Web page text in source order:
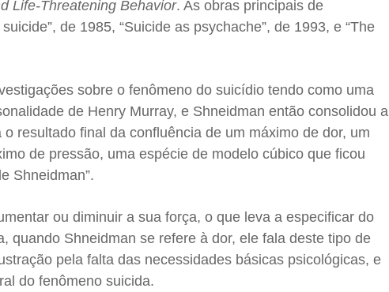
Life-Threatening Behavior. As obras principais de
de 1985, “Suicide as psychache”, de 1993, e “The
sobre o fenômeno do suicídio tendo como uma
de Henry Murray, e Shneidman então consolidou a
resultado final da confluência de um máximo de dor, um
de pressão, uma espécie de modelo cúbico que ficou
Shneidman”.
ou diminuir a sua força, o que leva a especificar do
quando Shneidman se refere à dor, ele fala deste tipo de
pela falta das necessidades básicas psicológicas, e
do fenômeno suicida.